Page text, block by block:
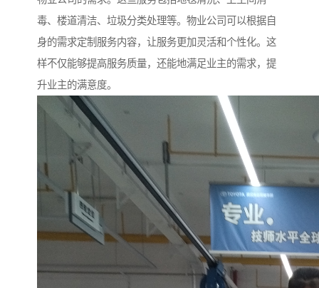
毒、楼道清洁、垃圾分类处理等。物业公司可以根据自
身的需求定制服务内容，让服务更加灵活和个性化。这
样不仅能够提高服务质量，还能地满足业主的需求，提
升业主的满意度。